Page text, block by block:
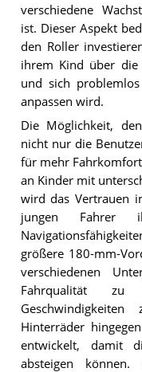
verschiedene
ist. Dieser Aspekt
den Roller
ihrem Kind über die
und sich
anpassen wird.
Die Möglichkeit,
nicht nur die
für mehr
an Kinder mit
wird das Vertrauen
jungen Fahrer
größere 180-mm-
verschiedenen
Fahrqualität zu
Hinterräder
entwickelt, damit
absteigen können.